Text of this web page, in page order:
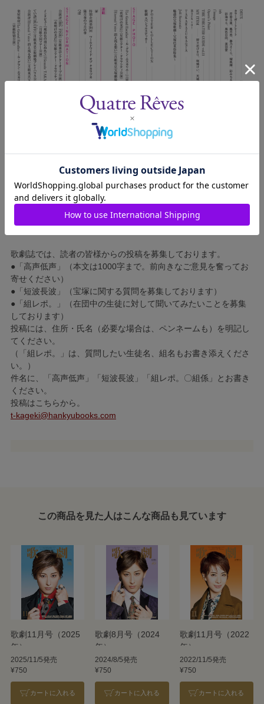
歌劇誌では、読者の皆様からの投稿を募集しております。
●「高声低声」（本文は1000字まで。前向きなご意見を奮ってお
寄せください）
●「短波長波」（宝塚に関する質問を募集しております）
●「組レポ。」（在団中の生徒に対して聞いてみたいことを募集
しております）
投稿には、住所・氏名（必要な場合は、ペンネームも）を明記し
てください。
（「組レポ。」は、質問したい生徒名、組名もお書き添えくださ
い。）
件名に、「高声低声」「短波長波」「組レポ。〇組係」とお書き
ください。
投稿はこちらから。
t-kageki@hankyubooks.com
この商品を見た人はこんな商品も見ています
歌劇11月号（2025
年）
2025/11/5発売
¥750
カートに入れる
歌劇8月号（2024
年）
2024/8/5発売
¥750
カートに入れる
歌劇11月号（2022
年）
2022/11/5発売
¥750
カートに入れる